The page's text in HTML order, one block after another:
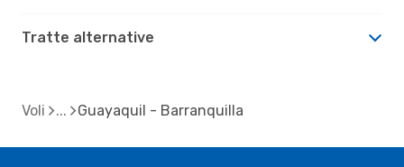
Tratte alternative
Voli Guayaquil - Barranquilla